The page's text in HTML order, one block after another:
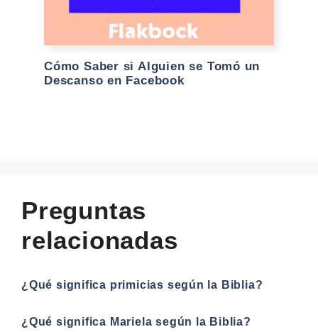
Cómo Saber si Alguien se Tomó un
Descanso en Facebook
Preguntas
relacionadas
¿Qué significa primicias según la Biblia?
¿Qué significa Mariela según la Biblia?